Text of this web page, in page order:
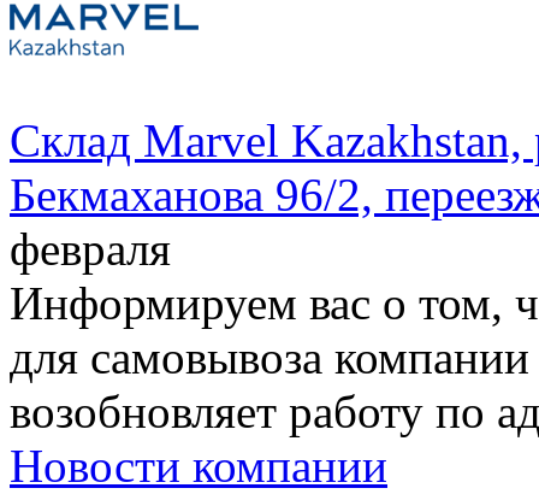
Склад Marvel
Бекмаханова 96/2,
февраля
Информируем вас о том,
для самовывоза
возобновляет работу по
Новости компании